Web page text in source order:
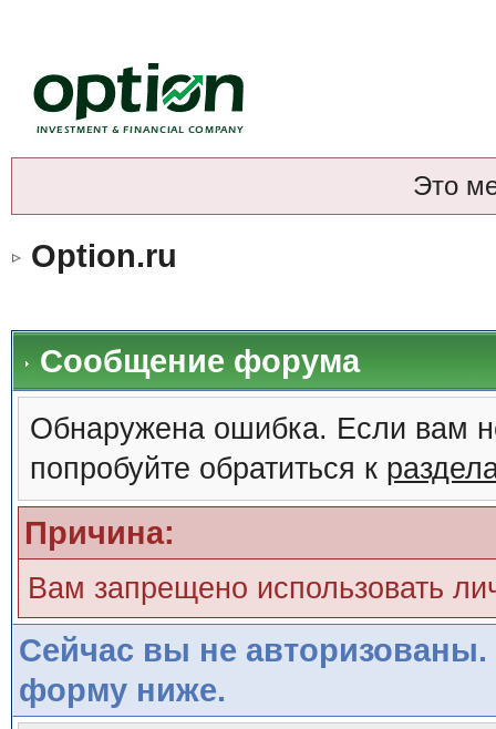
Это
Option.ru
Сообщение форума
Обнаружена ошибка. Если вам
попробуйте обратиться к
Причина:
Вам запрещено использовать
Сейчас вы не авторизованы.
форму ниже.